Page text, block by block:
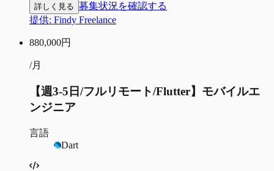
詳しく見る 募集状況を確認する
提供: Findy Freelance
880,000円
/月
【週3-5日/フルリモート/Flutter】モバイルエ
ンジニア
言語
Dart